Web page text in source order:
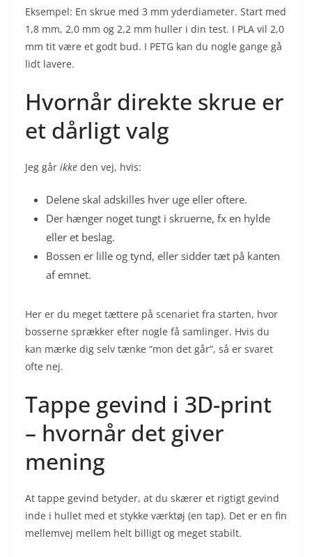
Eksempel: En skrue med 3 mm yderdiameter. Start med
1,8 mm, 2,0 mm og 2,2 mm huller i din test. I PLA vil 2,0
mm tit være et godt bud. I PETG kan du nogle gange gå
lidt lavere.
Hvornår direkte skrue er
et dårligt valg
Jeg går ikke den vej, hvis:
Delene skal adskilles hver uge eller oftere.
Der hænger noget tungt i skruerne, fx en hylde
eller et beslag.
Bossen er lille og tynd, eller sidder tæt på kanten
af emnet.
Her er du meget tættere på scenariet fra starten, hvor
bosserne sprækker efter nogle få samlinger. Hvis du
kan mærke dig selv tænke “mon det går”, så er svaret
ofte nej.
Tappe gevind i 3D-print
– hvornår det giver
mening
At tappe gevind betyder, at du skærer et rigtigt gevind
inde i hullet med et stykke værktøj (en tap). Det er en fin
mellemvej mellem helt billigt og meget stabilt.